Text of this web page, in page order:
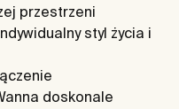
przestrzeni
styl życia i
doskonale